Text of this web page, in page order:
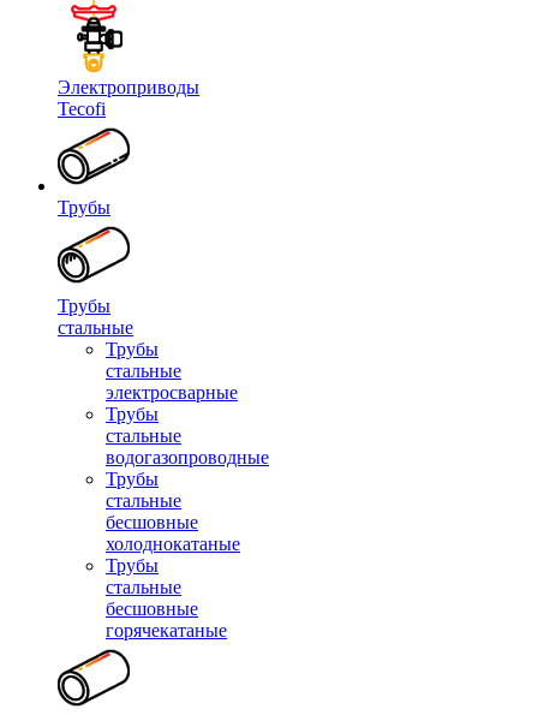
Электроприводы
Tecofi
Трубы
Трубы
стальные
Трубы
стальные
электросварные
Трубы
стальные
водогазопроводные
Трубы
стальные
бесшовные
холоднокатаные
Трубы
стальные
бесшовные
горячекатаные